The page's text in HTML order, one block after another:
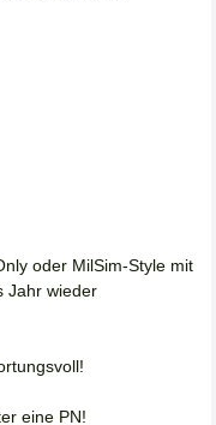
oder MilSim-Style mit
Jahr wieder
eine PN!